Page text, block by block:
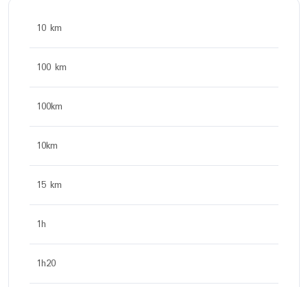
10 km
100 km
100km
10km
15 km
1h
1h20